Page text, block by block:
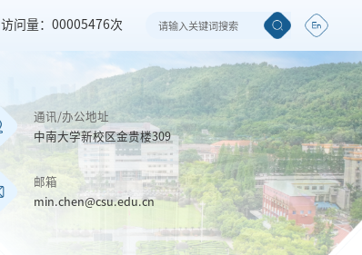
访问量： 00005476次
通讯/办公地址
中南大学新校区金贵楼309
邮箱
min.chen@csu.edu.cn